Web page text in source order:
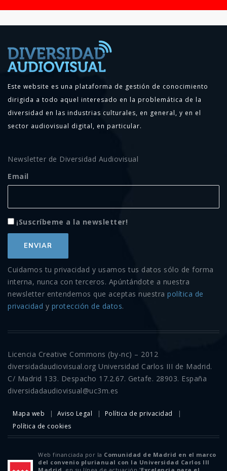
Este website es una plataforma de gestión de conocimiento
dirigida a todo aquel interesado en la problemática de la
diversidad en las industrias culturales, en general, y en el
sector audiovisual digital, en particular.
Newsletter de Diversidad Audiovisual
Email
¡Suscríbeme a la newsletter!
Cuidamos tu privacidad y usamos tus datos sólo de forma
interna, nunca con terceros. Apúntándote a nuestra
newsletter entendemos que aceptas nuestra política de
privacidad y protección de datos.
Licencia Creative Commons (by-nc) – 2012
diversidadaudiovisual.org Universidad Carlos III de Madrid.
C/ Madrid 133. Despacho 17.2.67. Getafe. 28903. España
diversidadaudiovisual@uc3m.es
Mapa web Aviso Legal
Política de privacidad
Política de cookies
Web financiada por la Comunidad de Madrid en el marco
del convenio plurianual con la Universidad Carlos III